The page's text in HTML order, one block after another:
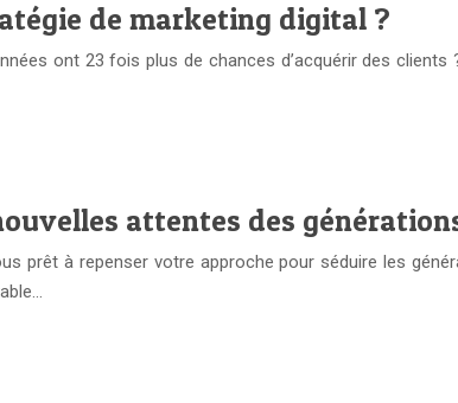
de marketing digital ?
ont 23 fois plus de chances d’acquérir des
attentes des
prêt à repenser votre approche pour séduire les